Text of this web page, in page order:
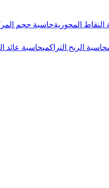
النقاط المحوريةحاسبة حجم
حاسبة الربح التراكميحاسبة عائد